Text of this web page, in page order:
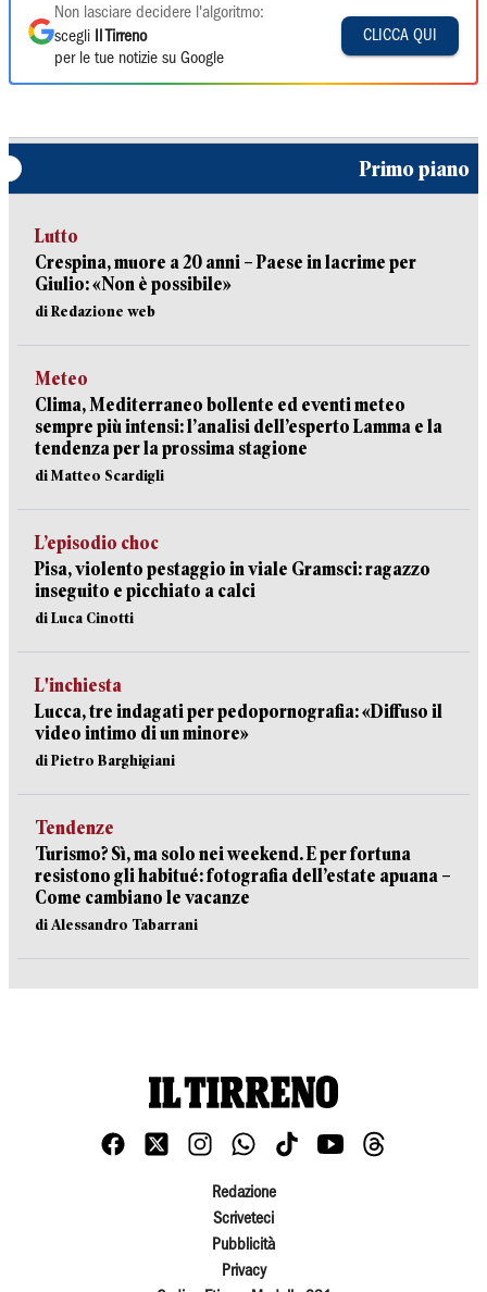
Non lasciare decidere l'algoritmo:
scegli
Il Tirreno
per le tue notizie su Google
CLICCA QUI
Primo piano
Lutto
Crespina, muore a 20 anni – Paese in lacrime per
Giulio: «Non è possibile»
di Redazione web
Meteo
Clima, Mediterraneo bollente ed eventi meteo
sempre più intensi: l’analisi dell’esperto Lamma e la
tendenza per la prossima stagione
di Matteo Scardigli
L’episodio choc
Pisa, violento pestaggio in viale Gramsci: ragazzo
inseguito e picchiato a calci
di Luca Cinotti
L'inchiesta
Lucca, tre indagati per pedopornografia: «Diffuso il
video intimo di un minore»
di Pietro Barghigiani
Tendenze
Turismo? Sì, ma solo nei weekend. E per fortuna
resistono gli habitué: fotografia dell’estate apuana –
Come cambiano le vacanze
di Alessandro Tabarrani
Redazione
Scriveteci
Pubblicità
Privacy